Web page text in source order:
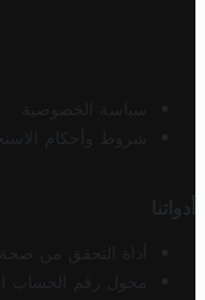
سياسة الخصوصية
شروط وأحكام
أدواتنا
أداة التحقق من
محول رقم الحساب